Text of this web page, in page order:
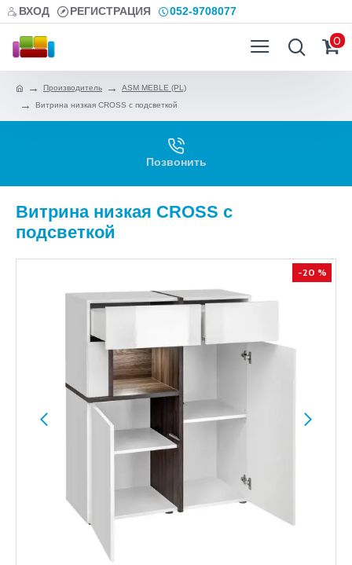
ВХОД РЕГИСТРАЦИЯ 052-9708077
0
Производитель
ASM MEBLE (PL)
Витрина низкая CROSS с подсветкой
Позвонить
Витрина низкая CROSS с
подсветкой
-20 %